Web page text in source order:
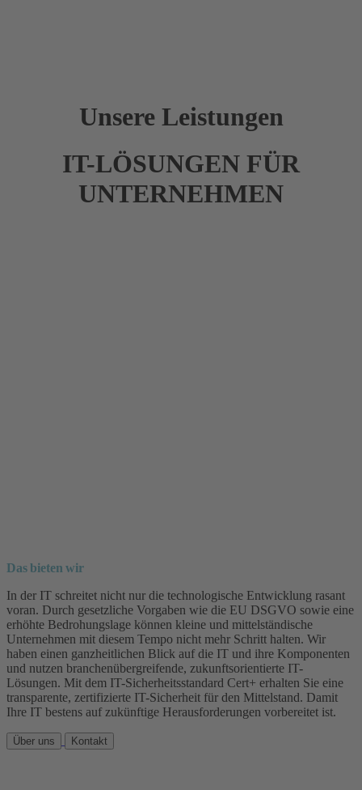
Unsere Leistungen
IT-LÖSUNGEN FÜR
UNTERNEHMEN
Das bieten wir
In der IT schreitet nicht nur die technologische Entwicklung rasant
voran. Durch gesetzliche Vorgaben wie die EU DSGVO sowie eine
erhöhte Bedrohungslage können kleine und mittelständische
Unternehmen mit diesem Tempo nicht mehr Schritt halten. Wir
haben einen ganzheitlichen Blick auf die IT und ihre Komponenten
und nutzen branchenübergreifende, zukunftsorientierte IT-
Lösungen. Mit dem IT-Sicherheitsstandard Cert+ erhalten Sie eine
transparente, zertifizierte IT-Sicherheit für den Mittelstand. Damit
Ihre IT bestens auf zukünftige Herausforderungen vorbereitet ist.
Über uns Kontakt